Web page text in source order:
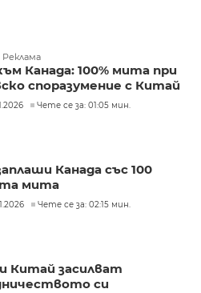
Реклама
Канада: 100% мита при
споразумение с Китай
Чете се за: 01:05 мин.
Канада със 100
мита
Чете се за: 02:15 мин.
Китай засилват
си